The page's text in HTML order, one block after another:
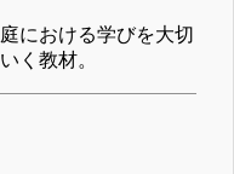
における学びを大切
く教材。